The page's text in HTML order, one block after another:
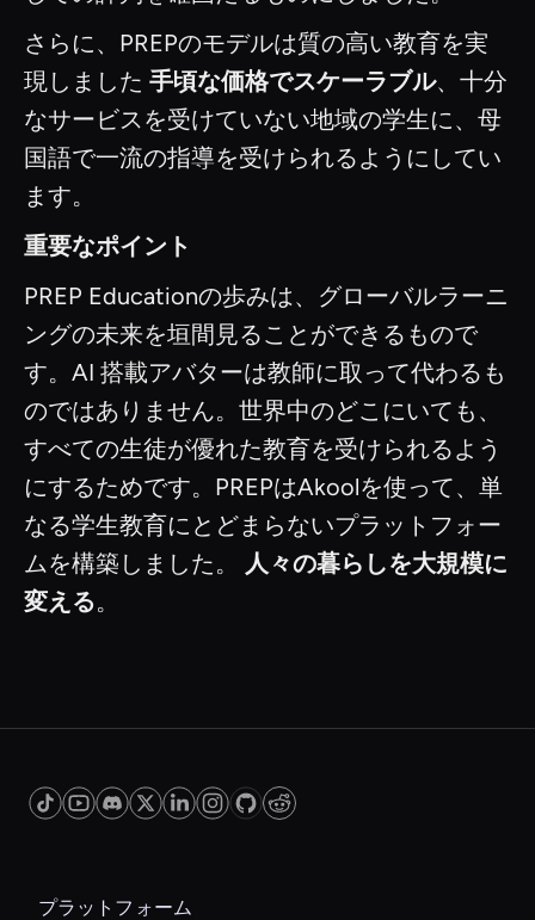
さらに、PREPのモデルは質の高い教育を実
現しました 手頃な価格でスケーラブル、十分
なサービスを受けていない地域の学生に、母
国語で一流の指導を受けられるようにしてい
ます。
重要なポイント
PREP Educationの歩みは、グローバルラーニ
ングの未来を垣間見ることができるもので
す。AI 搭載アバターは教師に取って代わるも
のではありません。世界中のどこにいても、
すべての生徒が優れた教育を受けられるよう
にするためです。PREPはAkoolを使って、単
なる学生教育にとどまらないプラットフォー
ムを構築しました。 人々の暮らしを大規模に
変える。
プラットフォーム